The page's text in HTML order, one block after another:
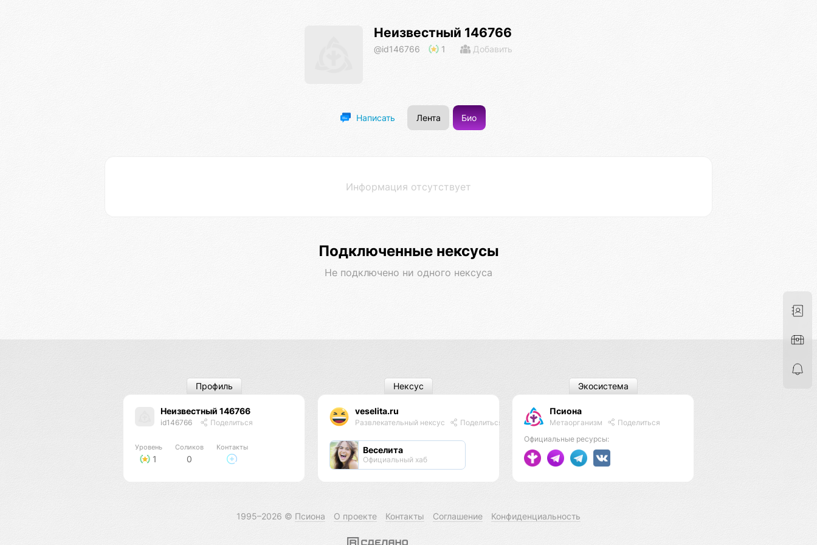
Неизвестный 146766
@id146766 1 Добавить
Написать Лента Био
Информация отсутствует
Подключенные нексусы
Не подключено ни одного нексуса
Неизвестный 146766
id146766 Поделиться
Уровень
1
Соликов
0
Контакты
Профиль
veselita.ru
Развлекательный нексус Поделиться
Веселита
Официальный хаб
Нексус
Псиона
Метаорганизм
Поделиться
Официальные ресурсы:
Экосистема
1995–2026 © Псиона О проекте Контакты Соглашение Конфиденциальность